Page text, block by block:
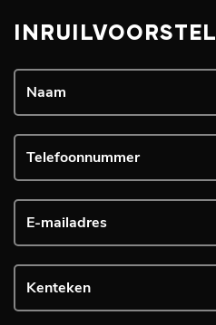
INRUILVOORSTEL